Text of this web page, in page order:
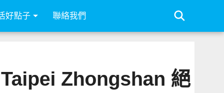
好點子 聯絡我們
Zhongshan 絕